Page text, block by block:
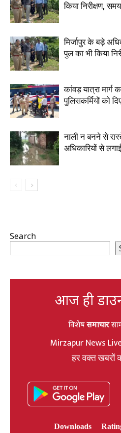
किया निरीक्षण,
मिर्जापुर के बड़े
पुल का भी किया
कांवड़ यात्रा मार्ग
पुलिसकर्मियों को
नाली न बनने से
अधिकारियों से
Search
आज ही
विशेषसमाचार
Mirzapur News
हर वक्त खबरों
Downloads